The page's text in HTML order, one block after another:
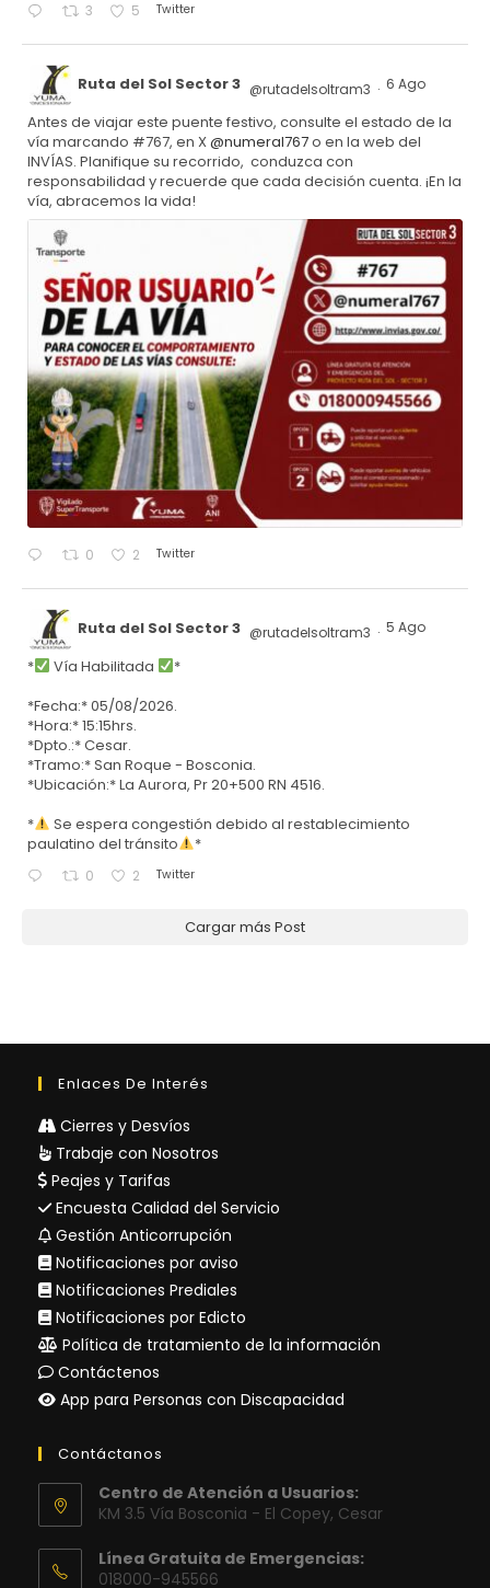
3 5 Twitter
Ruta del Sol Sector 3 @rutadelsoltram3 · 6 Ago
Antes de viajar este puente festivo, consulte el estado de la
vía marcando #767, en X@numeral767o en la web del
INVÍAS. Planifique su recorrido, conduzca con
responsabilidad y recuerde que cada decisión cuenta. ¡En la
vía, abracemos la vida!
0 2 Twitter
Ruta del Sol Sector 3 @rutadelsoltram3 · 5 Ago
* Vía Habilitada
*
*Fecha:* 05/08/2026.
*Hora:* 15:15hrs.
*Dpto.:* Cesar.
*Tramo:* San Roque - Bosconia.
*Ubicación:* La Aurora, Pr 20+500 RN 4516.
*
Se espera congestión debido al restablecimiento
paulatino del tránsito
*
0 2 Twitter
Cargar más Post
Enlaces De Interés
Cierres y Desvíos
Trabaje con Nosotros
Peajes y Tarifas
Encuesta Calidad del Servicio
Gestión Anticorrupción
Notificaciones por aviso
Notificaciones Prediales
Notificaciones por Edicto
Política de tratamiento de la información
Contáctenos
App para Personas con Discapacidad
Contáctanos
Centro de Atención a Usuarios:
KM 3.5 Vía Bosconia - El Copey, Cesar
Línea Gratuita de Emergencias:
018000-945566